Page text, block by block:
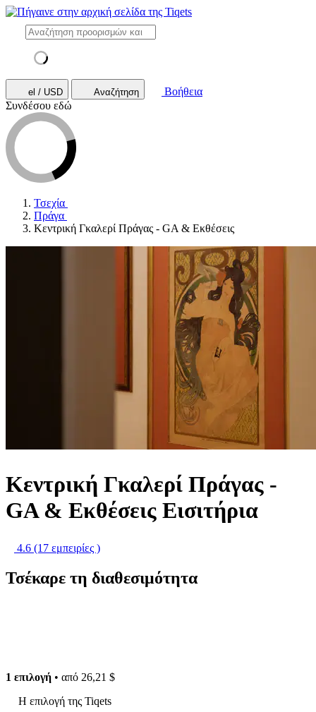
el / USD Αναζήτηση
Βοήθεια
Συνδέσου εδώ
Τσεχία
Πράγα
Κεντρική Γκαλερί Πράγας - GA & Εκθέσεις
Κεντρική Γκαλερί Πράγας -
GA & Εκθέσεις Εισιτήρια
4.6 (17 εμπειρίες )
Τσέκαρε τη διαθεσιμότητα
1 επιλογή • από 26,21 $
Η επιλογή της Tiqets